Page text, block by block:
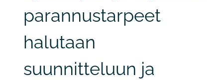
parannustarpeet
halutaan
suunnitteluun ja